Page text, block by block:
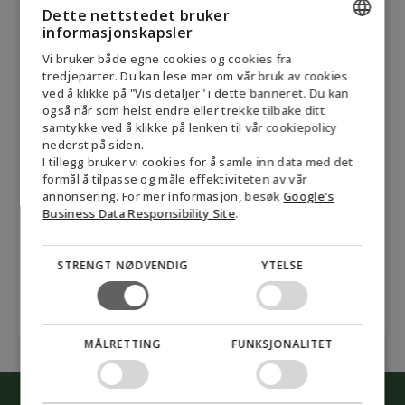
Permission
(visible)
*
Jeg gir herved samtykke til at Biofuel Express A/S
kan sende nyhetsbrev og annen markedsføring om
selskapet, dets produkter og relaterte emner. Samtykket
kan til enhver tid trekkes tilbake ved å klikke på lenken
"meld deg av nyhetsbrevet" nederst i hver e-post eller
ved å kontakte Biofuel Express på mail@biofuel-
express.com. Informasjon om hvordan Biofuel Express
behandler personopplysninger, kan finnes i vår
personvernpolicy. *
CAPTCHA
Godtamarkedsføringsinformasjonskapsler for å sende
DANISH
GERMAN
SWEDISH
Dette nettstedet bruker
informasjonskapsler
Vi bruker både egne cookies og cookies fra
tredjeparter. Du kan lese mer om vår bruk av cookies
ved å klikke på "Vis detaljer" i dette banneret. Du kan
også når som helst endre eller trekke tilbake ditt
samtykke ved å klikke på lenken til vår cookiepolicy
nederst på siden.
I tillegg bruker vi cookies for å samle inn data med det
formål å tilpasse og måle effektiviteten av vår
annonsering. For mer informasjon, besøkGoogle's
Business Data Responsibility Site.
STRENGT NØDVENDIG YTELSE
MÅLRETTING FUNKSJONALITET